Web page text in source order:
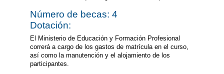
Número de becas: 4
Dotación:
El Ministerio de Educación y Formación Profesional
correrá a cargo de los gastos de matrícula en el curso,
así como la manutención y el alojamiento de los
participantes.